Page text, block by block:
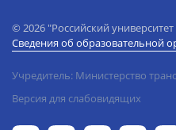
© 2026 "Российский
Сведения об образовательной
Учредитель: Министерство
Версия для слабовидящих